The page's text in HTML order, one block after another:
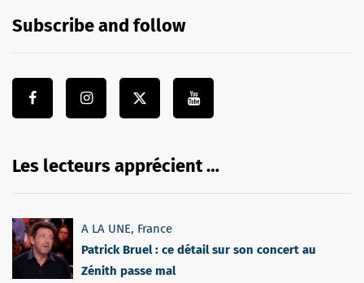
Subscribe and follow
Les lecteurs apprécient …
A LA UNE, France
Patrick Bruel : ce détail sur son concert au
Zénith passe mal